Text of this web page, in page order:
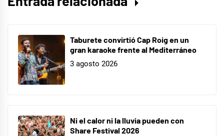
Taburete convirtió Cap Roig en un
gran karaoke frente al Mediterráneo
3 agosto 2026
Ni el calor ni la lluvia pueden con
Share Festival 2026